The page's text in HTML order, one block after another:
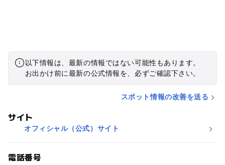
以下情報は、最新の情報ではない可能性もあります。
お出かけ前に最新の公式情報を、必ずご確認下さい。
スポット情報の改善を送る
サイト
オフィシャル（公式）サイト
電話番号